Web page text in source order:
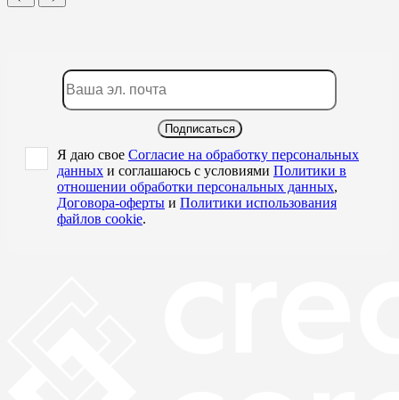
Подписаться
Я даю свое Согласие на обработку персональных
данных и соглашаюсь с условиями Политики в
отношении обработки персональных данных,
Договора-оферты и Политики использования
файлов cookie.